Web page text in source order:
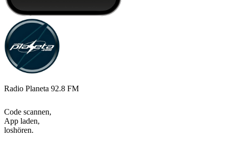
Radio Planeta 92.8 FM
Code scannen,
App laden,
loshören.